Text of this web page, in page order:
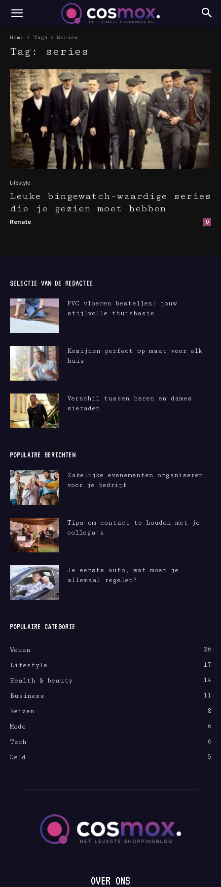
Home Tags Series
Tag: series
Lifestyle
Leuke bingewatch-waardige series
die je gezien moet hebben
Renate 0
SELECTIE VAN DE REDACTIE
PVC vloeren bestellen: jouw
stijlvolle thuisbasis
Kozijnen perfect op maat voor elk
huis
Verschil tussen heren en dames
sieraden
POPULAIRE BERICHTEN
Zakelijke evenementen organiseren
voor je bedrijf
Tips om contact te houden met je
collega’s
Je eerste auto, wat moet je
allemaal regelen?
POPULAIRE CATEGORIE
Wonen
26
Lifestyle
17
Health & beauty
14
Business
11
Reizen
8
Mode
6
Tech
6
Geld
5
OVER ONS